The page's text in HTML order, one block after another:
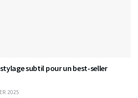
subtil pour un best-seller
2025